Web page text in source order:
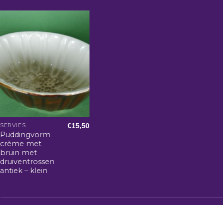
SERVIES
Puddingvorm
crème met
bruin met
druiventrossen
antiek – klein
€15,50